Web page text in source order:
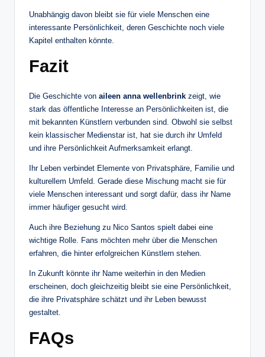
Unabhängig davon bleibt sie für viele Menschen eine
interessante Persönlichkeit, deren Geschichte noch viele
Kapitel enthalten könnte.
Fazit
Die Geschichte von aileen anna wellenbrink zeigt, wie
stark das öffentliche Interesse an Persönlichkeiten ist, die
mit bekannten Künstlern verbunden sind. Obwohl sie selbst
kein klassischer Medienstar ist, hat sie durch ihr Umfeld
und ihre Persönlichkeit Aufmerksamkeit erlangt.
Ihr Leben verbindet Elemente von Privatsphäre, Familie und
kulturellem Umfeld. Gerade diese Mischung macht sie für
viele Menschen interessant und sorgt dafür, dass ihr Name
immer häufiger gesucht wird.
Auch ihre Beziehung zu Nico Santos spielt dabei eine
wichtige Rolle. Fans möchten mehr über die Menschen
erfahren, die hinter erfolgreichen Künstlern stehen.
In Zukunft könnte ihr Name weiterhin in den Medien
erscheinen, doch gleichzeitig bleibt sie eine Persönlichkeit,
die ihre Privatsphäre schätzt und ihr Leben bewusst
gestaltet.
FAQs